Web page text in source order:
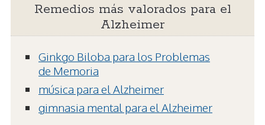
Remedios más valorados para el
Alzheimer
Ginkgo Biloba para los Problemas
de Memoria
música para el Alzheimer
gimnasia mental para el Alzheimer